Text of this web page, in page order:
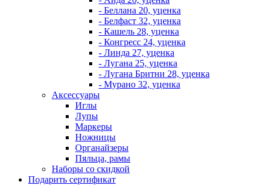
- Беллана 20, уценка
- Белфаст 32, уценка
- Кашель 28, уценка
- Конгресс 24, уценка
- Линда 27, уценка
- Лугана 25, уценка
- Лугана Бритни 28, уценка
- Мурано 32, уценка
Аксессуары
Иглы
Лупы
Маркеры
Ножницы
Органайзеры
Пяльца, рамы
Наборы со скидкой
Подарить сертификат